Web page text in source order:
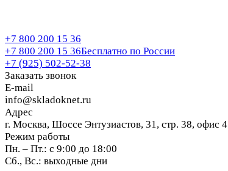
+7 800 200 15 36
+7 800 200 15 36Бесплатно по России
+7 (925) 502-52-38
Заказать звонок
E-mail
info@skladoknet.ru
Адрес
г. Москва, Шоссе Энтузиастов, 31, стр. 38, офис 4
Режим работы
Пн. – Пт.: с 9:00 до 18:00
Сб., Вс.: выходные дни